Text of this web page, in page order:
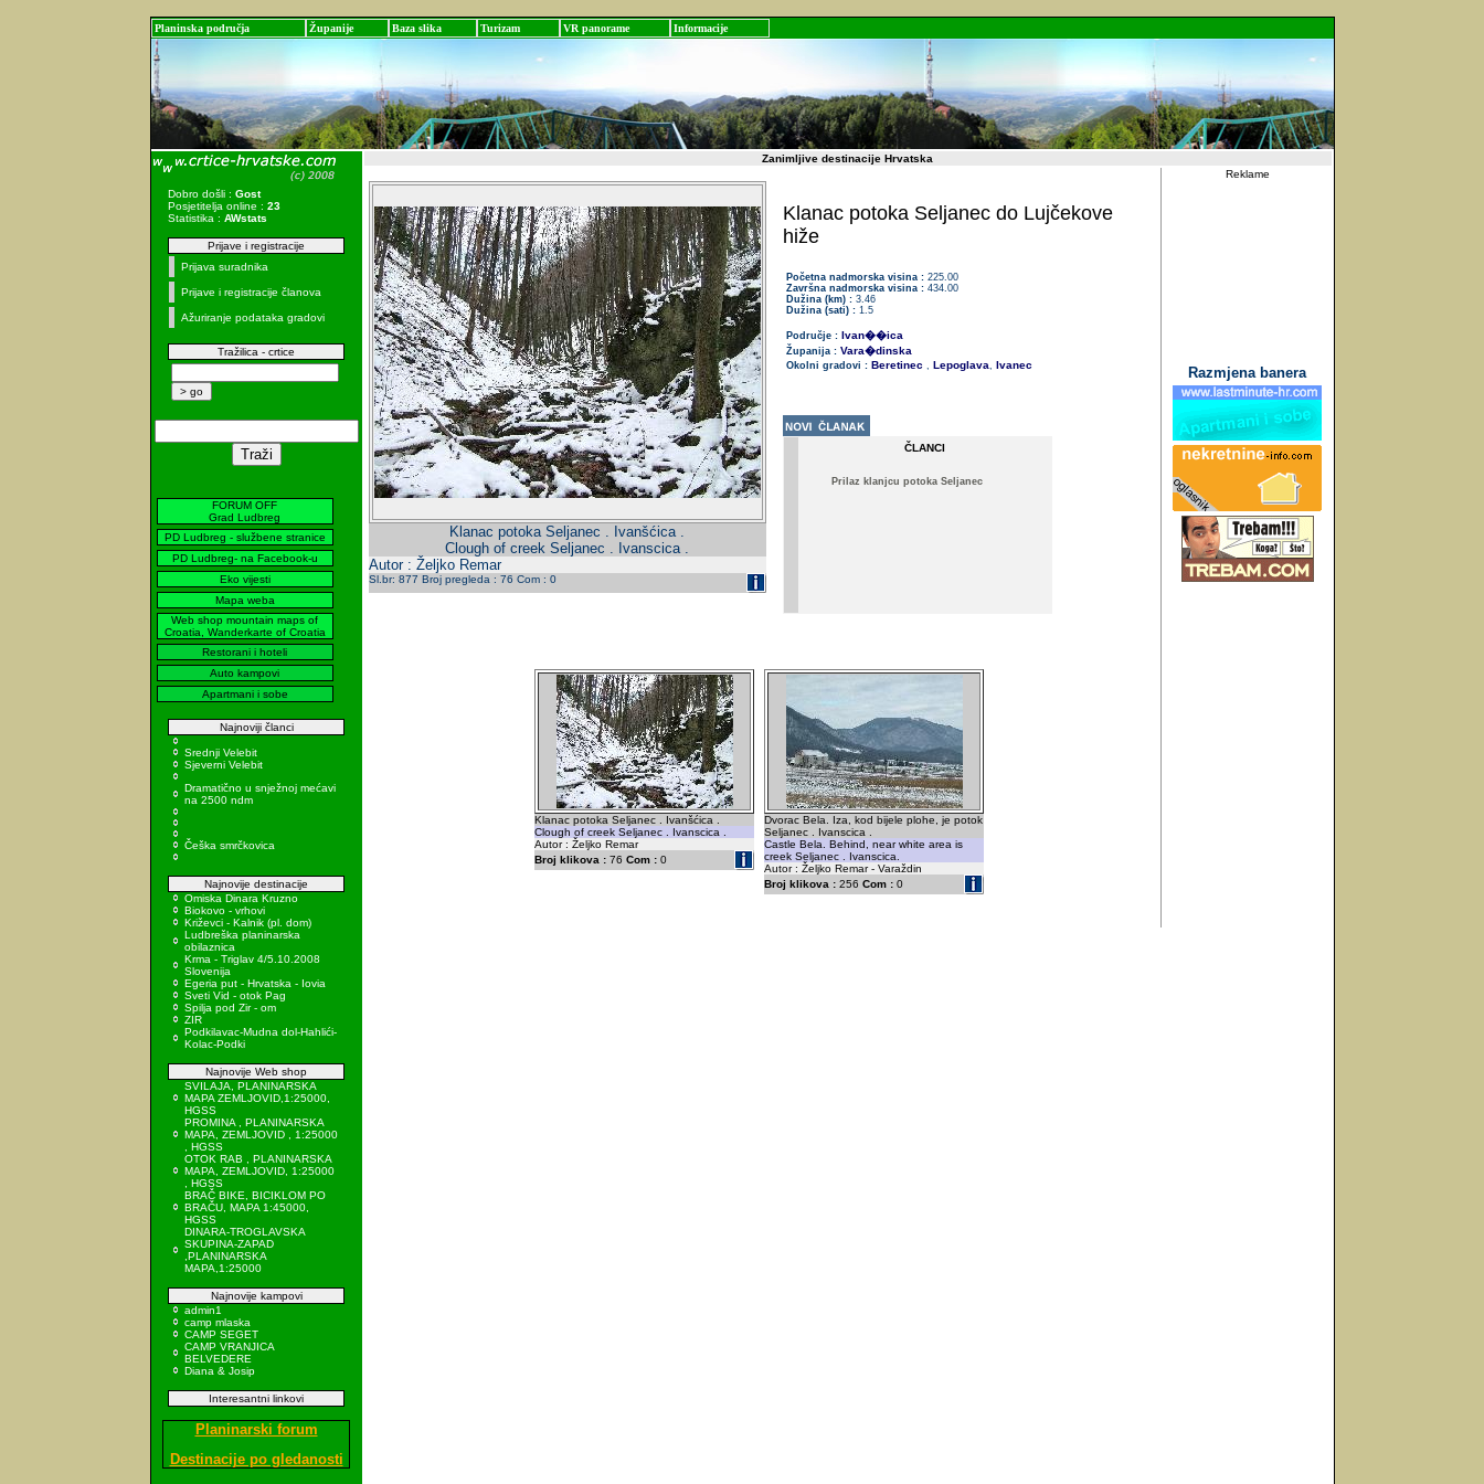
Planinska područja Županije Baza slika Turizam VR panorame Informacije
Dobro došli : Gost
Posjetitelja online : 23
Statistika : AWstats
Prijave i registracije
Prijava suradnika
Prijave i registracije članova
Ažuriranje podataka gradovi
Tražilica - crtice
FORUM OFF
Grad Ludbreg
PD Ludbreg - službene stranice
PD Ludbreg- na Facebook-u
Eko vijesti
Mapa weba
Web shop mountain maps of
Croatia, Wanderkarte of Croatia
Restorani i hoteli
Auto kampovi
Apartmani i sobe
Najnoviji članci
Srednji Velebit
Sjeverni Velebit
Dramatično u snježnoj mećavi
na 2500 ndm
Češka smrčkovica
Najnovije destinacije
Omiska Dinara Kruzno
Biokovo - vrhovi
Križevci - Kalnik (pl. dom)
Ludbreška planinarska
obilaznica
Krma - Triglav 4/5.10.2008
Slovenija
Egeria put - Hrvatska - Iovia
Sveti Vid - otok Pag
Spilja pod Zir - om
ZIR
Podkilavac-Mudna dol-Hahlići-
Kolac-Podki
Najnovije Web shop
SVILAJA, PLANINARSKA
MAPA ZEMLJOVID,1:25000,
HGSS
PROMINA , PLANINARSKA
MAPA, ZEMLJOVID , 1:25000
, HGSS
OTOK RAB , PLANINARSKA
MAPA, ZEMLJOVID, 1:25000
, HGSS
BRAČ BIKE, BICIKLOM PO
BRAČU, MAPA 1:45000,
HGSS
DINARA-TROGLAVSKA
SKUPINA-ZAPAD
,PLANINARSKA
MAPA,1:25000
Najnovije kampovi
admin1
camp mlaska
CAMP SEGET
CAMP VRANJICA
BELVEDERE
Diana & Josip
Interesantni linkovi
Planinarski forum
Destinacije po gledanosti
Zanimljive destinacije Hrvatska
Klanac potoka Seljanec . Ivanšćica .
Clough of creek Seljanec . Ivanscica .
Autor : Željko Remar
Sl.br: 877 Broj pregleda : 76 Com : 0
Klanac potoka Seljanec do Lujčekove
hiže
Početna nadmorska visina :225.00
Završna nadmorska visina :434.00
Dužina (km) :3.46
Dužina (sati) :1.5
Područje : Ivan��ica
Županija : Vara�dinska
Okolni gradovi : Beretinec , Lepoglava, Ivanec
ČLANCI
Prilaz klanjcu potoka Seljanec
Klanac potoka Seljanec . Ivanšćica .
Clough of creek Seljanec . Ivanscica .
Autor : Željko Remar
Broj klikova : 76 Com : 0
Dvorac Bela. Iza, kod bijele plohe, je potok
Seljanec . Ivanscica .
Castle Bela. Behind, near white area is
creek Seljanec . Ivanscica.
Autor : Željko Remar - Varaždin
Broj klikova : 256 Com : 0
Reklame
Razmjena banera